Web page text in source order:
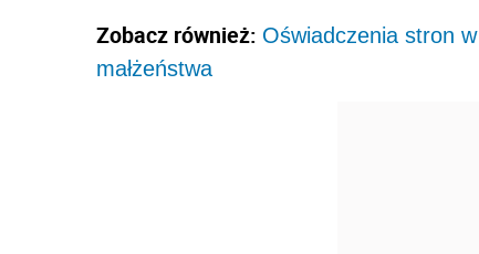
Zobacz również: Oświadczenia stron
małżeństwa